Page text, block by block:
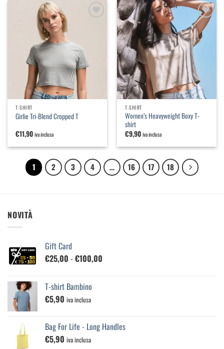
T-SHIRT
Girlie Tri-Blend Cropped T
€11,90iva inclusa
Aggiungi
alla
lista dei
desideri
T-SHIRT
Women’s Heavyweight Boxy T-
shirt
€9,90iva inclusa
1 2 3 4 … 16 17 18
NOVITÀ
Gift Card
€25,00 -€100,00
€100,00
T-shirt Bambino
€5,90 iva inclusa
Bag For Life - Long Handles
€5,90 iva inclusa